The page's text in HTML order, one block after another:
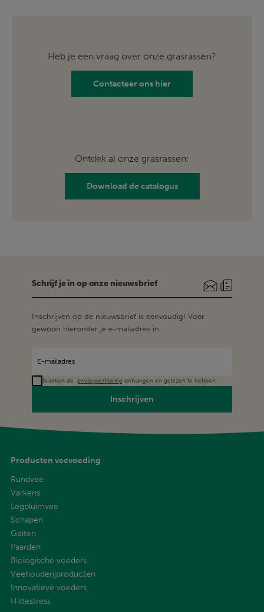
Heb je een vraag over onze grasrassen?
Contacteer ons hier
Ontdek al onze grasrassen:
Download de catalogus
Schrijf je in op onze nieuwsbrief
Inschrijven op de nieuwsbrief is eenvoudig! Voer
gewoon hieronder je e-mailadres in.
Ik erken de privacyverklaring ontvangen en gelezen te hebben.
Inschrijven
Producten veevoeding
Rundvee
Varkens
Legpluimvee
Schapen
Geiten
Paarden
Biologische voeders
Veehouderijproducten
Innovatieve voeders
Hittestress